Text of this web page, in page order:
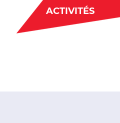
ACTIVITÉS